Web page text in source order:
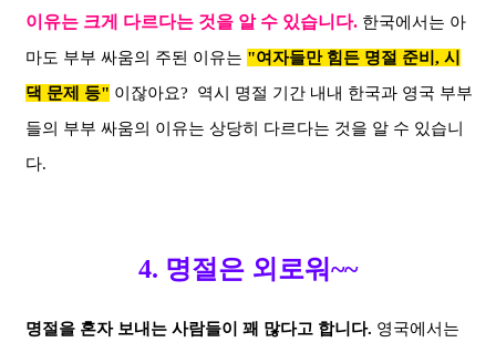
이유는 크게 다르다는 것을 알 수 있습니다. 한국에서는 아
마도 부부 싸움의 주된 이유는 "여자들만 힘든 명절 준비, 시
댁 문제 등" 이잖아요? 역시 명절 기간 내내 한국과 영국 부부
들의 부부 싸움의 이유는 상당히 다르다는 것을 알 수 있습니
다.
4. 명절은 외로워~~
명절을 혼자 보내는 사람들이 꽤 많다고 합니다. 영국에서는